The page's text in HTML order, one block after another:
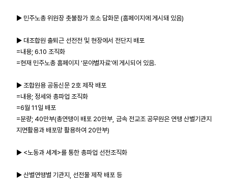
▶ 민주노총 위원장 촛불참가 호소 담화문 (홈페이지에 게시돼 있음)
▶ 대조합원 출퇴근 선전전 및 현장에서 전단지 배포
=내용; 6.10 조직화
=현재 민주노총 홈페이지 ‘분야별자료’에 게시되어 있음.
▶ 조합원용 공동신문 2호 제작 배포
=내용; 정세와 총파업 조직화
=6월 11일 배포
=분량; 40만부(총연맹이 배포 20만부, 금속 전교조 공무원은 연맹 산별기관지
지면활용과 배포망 활용하여 20만부)
▶ <노동과 세계>를 통한 총파업 선전조직화
▶ 산별연맹별 기관지, 선전물 제작 배포 등
부설기관
업무